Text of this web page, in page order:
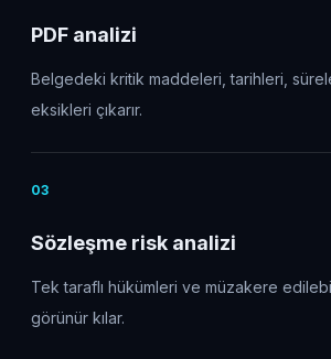
PDF analizi
Belgedeki kritik maddeleri, tarihleri,
eksikleri çıkarır.
03
Sözleşme risk analizi
Tek taraflı hükümleri ve müzakere
görünür kılar.